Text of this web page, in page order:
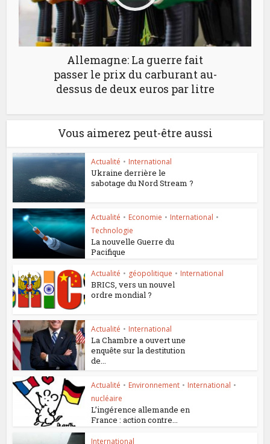
Allemagne: La guerre fait
passer le prix du carburant au-
dessus de deux euros par litre
Vous aimerez peut-être aussi
Actualité • International
Ukraine derrière le
sabotage du Nord Stream ?
Actualité • Economie • International •
Technologie
La nouvelle Guerre du
Pacifique
Actualité • géopolitique • International
BRICS, vers un nouvel
ordre mondial ?
Actualité • International
La Chambre a ouvert une
enquête sur la destitution
de...
Actualité • Environnement • International •
nucléaire
L’ingérence allemande en
France : action contre...
International